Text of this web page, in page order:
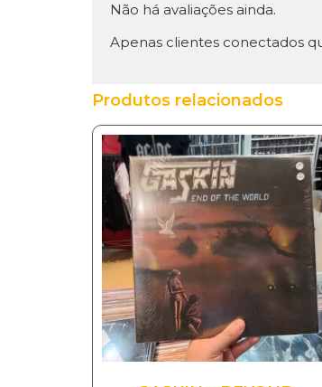
Não há avaliações ainda.
Apenas clientes conectados
Produtos relacionados